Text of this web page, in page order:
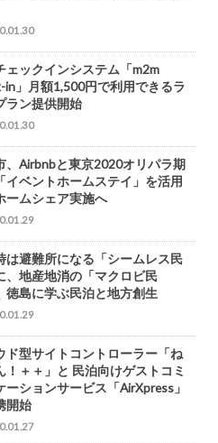
ェックインシステム「m2m
in」月額1,500円で利用できるラ
ラン提供開始
、Airbnbと東京2020オリパラ期
イベントホームステイ」を活用
ームシェア実施へ
は避難所になる「シームレス民
、地産地消の「マクロビ民
徳島に学ぶ民泊と地方創生
ド型サイトコントローラー「ね
！＋＋」と 民泊向けゲストコミ
ーションサービス「AirXpress」
開始